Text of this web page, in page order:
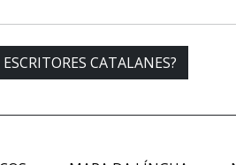
CATALANES?